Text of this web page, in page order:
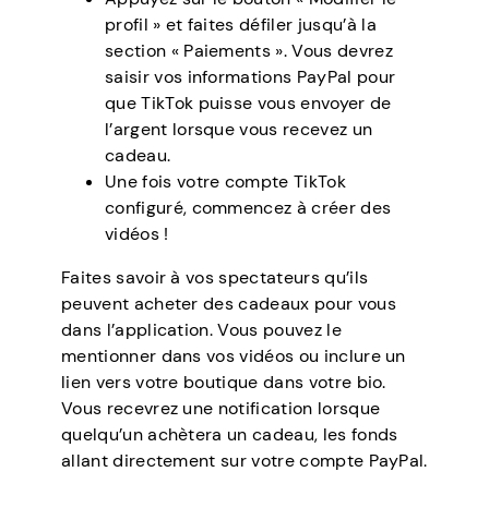
profil » et faites défiler jusqu’à la
section « Paiements ». Vous devrez
saisir vos informations PayPal pour
que TikTok puisse vous envoyer de
l’argent lorsque vous recevez un
cadeau.
Une fois votre compte TikTok
configuré, commencez à créer des
vidéos !
Faites savoir à vos spectateurs qu’ils
peuvent acheter des cadeaux pour vous
dans l’application. Vous pouvez le
mentionner dans vos vidéos ou inclure un
lien vers votre boutique dans votre bio.
Vous recevrez une notification lorsque
quelqu’un achètera un cadeau, les fonds
allant directement sur votre compte PayPal.